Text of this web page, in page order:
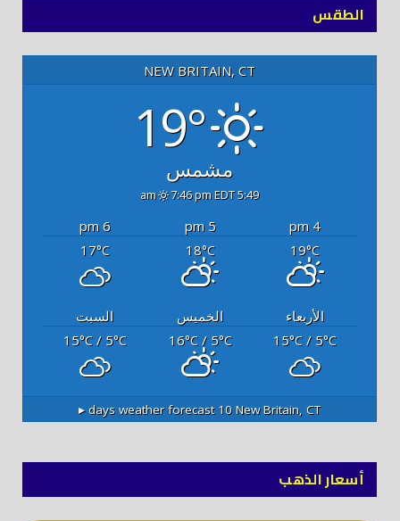
الطقس
NEW BRITAIN, CT
19°
مشمس
5:49 am
7:46 pm EDT
4 pm
5 pm
6 pm
19°C
18°C
17°C
الأربعاء الخميس
السبت
15°C / 5°C
16°C/ 5°C
15°C/ 5°C
New Britain, CT
أسعار الذهب